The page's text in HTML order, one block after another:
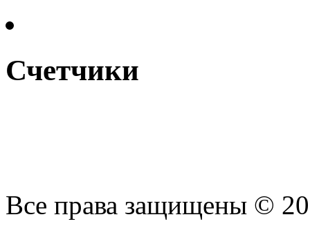
Счетчики
Все права защищены ©